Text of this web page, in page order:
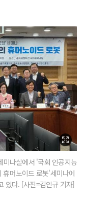
미나실에서 '국회 인공지능
머노이드 로봇'세미나에
있다. [사진=김인규 기자]